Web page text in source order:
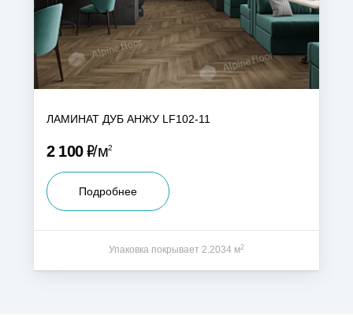
ЛАМИНАТ ДУБ АНЖУ LF102-11
2 100Р м2
Подробнее
Упаковка покрывает 2.2034 м2